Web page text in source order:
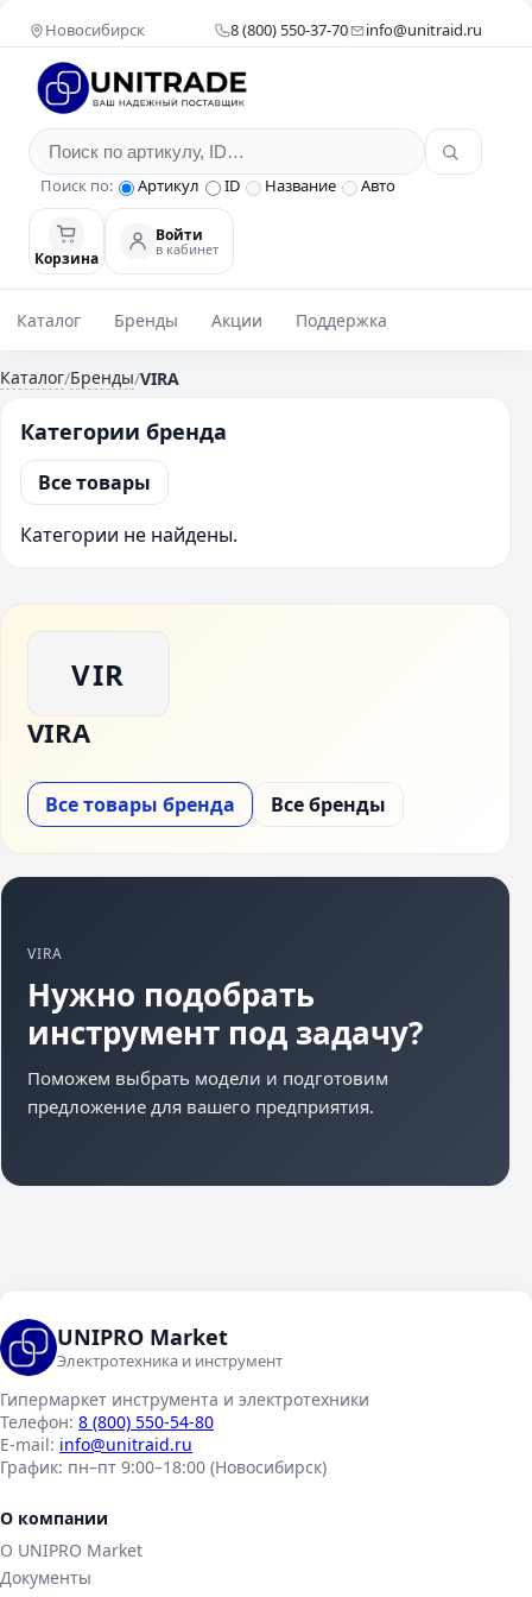
Новосибирск 8 (800) 550-37-70 info@unitraid.ru
Поиск по: Артикул ID Название Авто
Корзина
Войти
в кабинет
Каталог Бренды Акции Поддержка
Каталог/Бренды/VIRA
Категории бренда
Все товары
Категории не найдены.
VIR
VIRA
Все товары бренда Все бренды
VIRA
Нужно подобрать
инструмент под задачу?
Поможем выбрать модели и подготовим
предложение для вашего предприятия.
UNIPRO Market
Электротехника и инструмент
Гипермаркет инструмента и электротехники
Телефон: 8 (800) 550-54-80
E-mail: info@unitraid.ru
График: пн–пт 9:00–18:00 (Новосибирск)
О компании
О UNIPRO Market
Документы